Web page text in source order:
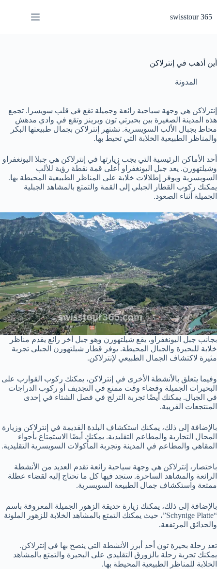
إلىswisstour 365
أين أذهب في إنترلاكن
المدونة
إنترلاكن هي وجهة سياحية رائعة وجميلة تقع في قلب سويسرا. تجمع
هذه المدينة الصغيرة بين بحيرتي تون وبرينز وتقع في وادي مدهش
محاط بجبال الألب السويسرية. تشتهر إنترلاكن بجمال طبيعتها البكر
والمناظر الطبيعية الخلابة التي تحيط بها.
أحد الأماكن الرئيسية التي يجب زيارتها في إنترلاكن هي جبلا اليونغفراو
وشيلتهورن. يعد جبل اليونغفراو أعلى قمة نقطة رؤية للألب
السويسرية ويوفر إطلالات خلابة على المناظر الطبيعية المحيطة بها.
يمكنك ركوب القطار الجبلي إلى القمة والتمتع بالمشاهد الجبلية
الجميلة أثناء الصعود.
بجانب جبل اليونغفراو، يقع شيلتهورن وهو جبل آخر رائع يقدم مناظر
خلابة للبحيرة والجبال المحيطة. يوفر قطار شيلتهورن الجبلي تجربة
مثيرة لاكتشاف الجمال الطبيعي لإنترلاكن.
وفيما يتعلق بالأنشطة الأخرى في إنترلاكن، يمكنك ركوب القوارب على
البحيرات الجميلة وقضاء وقت ممتع في التجديف أو ركوب الدراجات
في الجبال. يمكنك أيضًا تجربة التزلج في فصل الشتاء في إحدى
المنتجعات القريبة.
بالإضافة إلى ذلك، يمكنك استكشاف البلدة القديمة في إنترلاكن وزيارة
المحال التجارية والمطاعم التقليدية. يمكنك أيضًا الاستمتاع بأجواء
المقاهي والمطاعم في المدينة وتجربة المأكولات السويسرية التقليدية.
باختصار، إنترلاكن هي وجهة سياحية رائعة تقدم العديد من الأنشطة
الرائعة والمشاهد الساحرة. ستجد فيها كل ما تحتاج إليه لقضاء عطلة
ممتعة واستكشاف جمال الطبيعة السويسرية.
بالإضافة إلى ذلك، يمكنك زيارة حديقة الزهور الجميلة المعروفة باسم
“Schynige Platte”، حيث يمكنك التمتع بالمشاهد الخلابة للزهور الملونة
والحدائق المرتفعة.
تعد رحلة بحيرة تون أحد أبرز الأنشطة التي ينصح بها في إنترلاكن.
يمكنك تجربة رحلة بالزورق التقليدي على البحيرة والتمتع بالمشاهد
الخلابة للمناظر الطبيعية المحيطة بها.